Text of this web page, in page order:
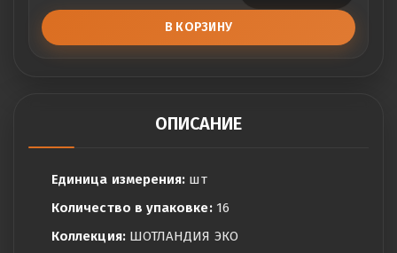
В КОРЗИНУ
ОПИСАНИЕ
Единица измерения: шт
Количество в упаковке:16
Коллекция:ШОТЛАНДИЯ ЭКО